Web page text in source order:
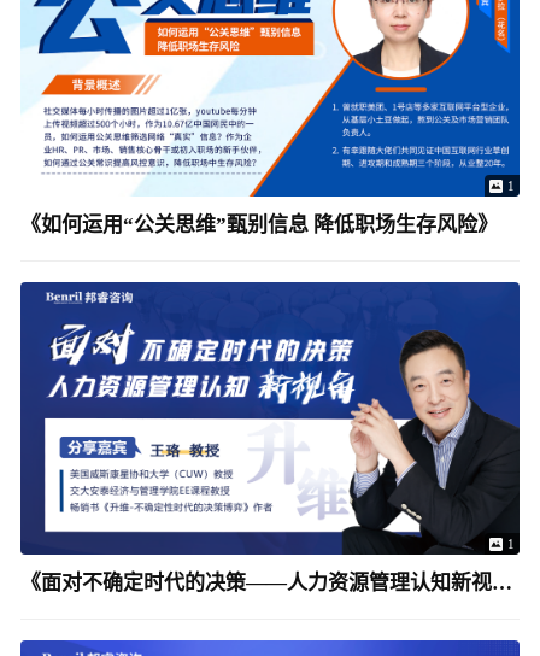
1
《如何运用“公关思维”甄别信息 降低职场生存风险》
1
《面对不确定时代的决策——人力资源管理认知新视角》